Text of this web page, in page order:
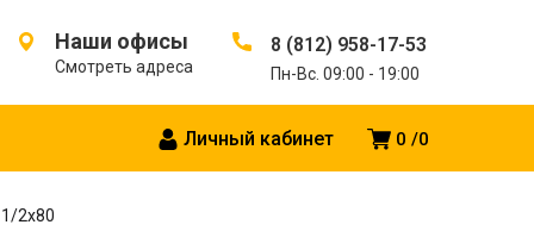
Наши офисы
Смотреть адреса
8 (812) 958-17-53
Пн-Вс. 09:00 - 19:00
0 0
Личный кабинет
2х80